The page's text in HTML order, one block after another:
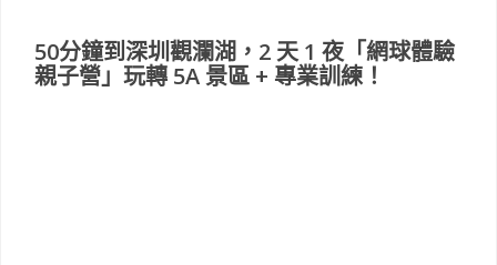
50分鐘到深圳觀瀾湖，2 天 1 夜「網球體驗
親子營」玩轉 5A 景區 + 專業訓練！